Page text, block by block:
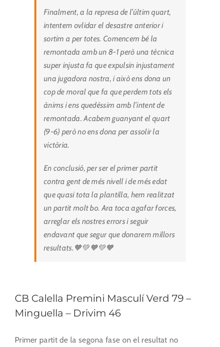
Finalment, a la represa de l’últim quart,
intentem ovlidar el desastre anterior i
sortim a per totes. Comencem bé la
remontada amb un 8-1 però una tècnica
super injusta fa que expulsin injustament
una jugadora nostra, i això ens dona un
cop de moral que fa que perdem tots els
ànims i ens quedéssim amb l’intent de
remontada. Acabem guanyant el quart
(9-6) però no ens dona per assolir la
victòria.
En conclusió, per ser el primer partit
contra gent de més nivell i de més edat
que quasi tota la plantilla, hem realitzat
un partit molt bo. Ara toca agafar forces,
arreglar els nostres errors i seguir
endavant que segur que donarem millors
resultats.🧡💚🧡💚🧡
CB Calella Premini Masculí Verd 79 –
Minguella – Drivim 46
Primer partit de la segona fase on el resultat no